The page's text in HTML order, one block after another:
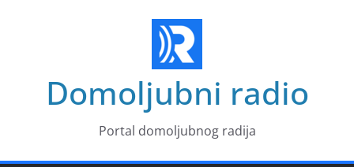
Domoljubni radio
Portal domoljubnog radija